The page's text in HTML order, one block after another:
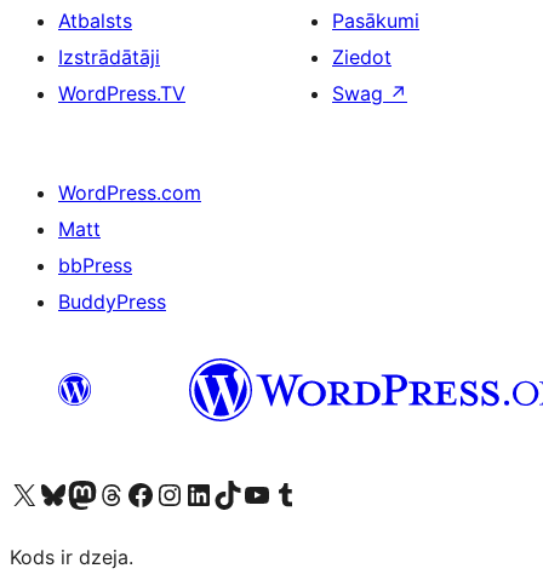
Atbalsts
Izstrādātāji
WordPress.TV
Pasākumi
Ziedot
Swag ↗
WordPress.com
Matt
bbPress
BuddyPress
Apmeklējiet mūsu X (agrāk Twitter) kontu
Apmeklējiet mūsu Bluesky kontu
Apmeklējiet mūsu Mastodon kontu
Apmeklējiet mūsu Threads kontu
Apmeklējiet mūsu Facebook lapuApmeklējiet mūsu Instagram kontu
Apmeklējiet mūsu LinkedIn kontu
Apmeklējiet mūsu TikTok kontu
Apmeklējiet mūsu YouTube kanālu
Apmeklējiet mūsu Tumblr kontu
Kods ir dzeja.